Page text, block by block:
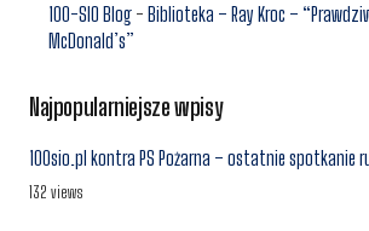
100-SIO Blog - Biblioteka – Ray Kroc –
McDonald’s”
Najpopularniejsze wpisy
100sio.pl kontra PS Pożarna – ostatnie spotkanie
132 views